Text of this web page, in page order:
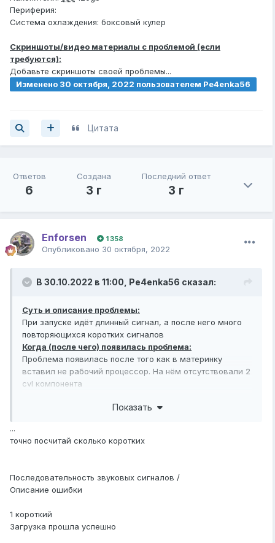
Периферия:
Система охлаждения: боксовый кулер
Скриншоты/видео материалы с проблемой (если
требуются):
Добавьте скриншоты своей проблемы...
Изменено 30 октября, 2022 пользователем Pe4enka56
Цитата
Ответов
6
Создана
3 г
Последний ответ
3 г
Enforsen 1 358
Опубликовано 30 октября, 2022
В 30.10.2022 в 11:00, Pe4enka56 сказал:
Суть и описание проблемы:
При запуске идёт длинный сигнал, а после него много
повторяющихся коротких сигналов
Когда (после чего) появилась проблема:
Проблема появилась после того как в материнку
вставил не рабочий процессор. На нём отсутствовали 2
cvl компонента
и процессора, переставлял
Комплектующие ПК:
Оперативная память: hyinix 4gb ddr3 1333
Блок питания: 500w
Накопители:
Периферия:
Показать
...
точно посчитай сколько коротких
Последовательность звуковых сигналов /
Описание ошибки
1 короткий
Загрузка прошла успешно